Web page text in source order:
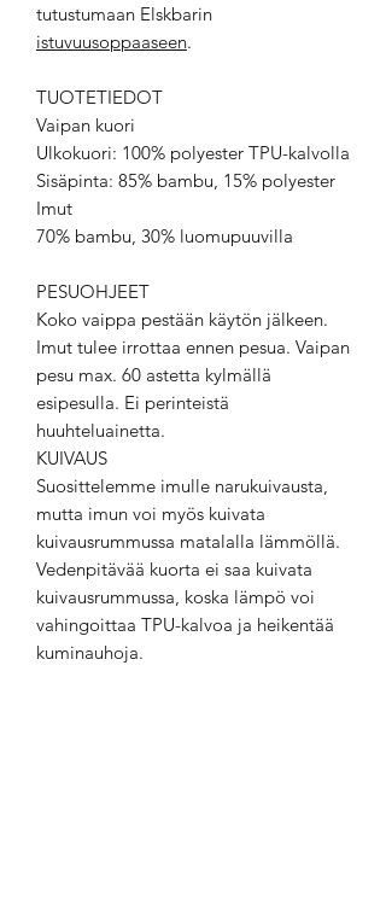
tutustumaan Elskbarin
istuvuusoppaaseen.
TUOTETIEDOT
Vaipan kuori
Ulkokuori: 100% polyester TPU-kalvolla
Sisäpinta: 85% bambu, 15% polyester
Imut
70% bambu, 30% luomupuuvilla
PESUOHJEET
Koko vaippa pestään käytön jälkeen.
Imut tulee irrottaa ennen pesua. Vaipan
pesu max. 60 astetta kylmällä
esipesulla. Ei perinteistä
huuhteluainetta.
KUIVAUS
Suosittelemme imulle narukuivausta,
mutta imun voi myös kuivata
kuivausrummussa matalalla lämmöllä.
Vedenpitävää kuorta ei saa kuivata
kuivausrummussa, koska lämpö voi
vahingoittaa TPU-kalvoa ja heikentää
kuminauhoja.